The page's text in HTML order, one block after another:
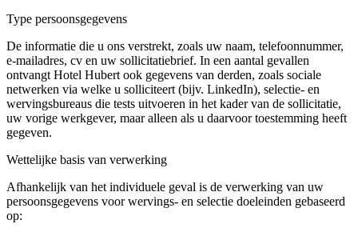
Type persoonsgegevens
De informatie die u ons verstrekt, zoals uw naam, telefoonnummer,
e-mailadres, cv en uw sollicitatiebrief. In een aantal gevallen
ontvangt Hotel Hubert ook gegevens van derden, zoals sociale
netwerken via welke u solliciteert (bijv. LinkedIn), selectie- en
wervingsbureaus die tests uitvoeren in het kader van de sollicitatie,
uw vorige werkgever, maar alleen als u daarvoor toestemming heeft
gegeven.
Wettelijke basis van verwerking
Afhankelijk van het individuele geval is de verwerking van uw
persoonsgegevens voor wervings- en selectie doeleinden gebaseerd
op: